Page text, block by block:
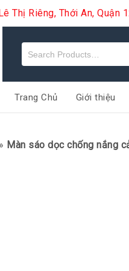
Thị Riêng, Thới An, Quận
Trang Chủ Giới thiệu
» Màn sáo dọc chống nắng